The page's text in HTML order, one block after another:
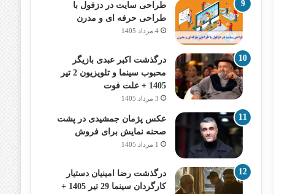
طراحی سایت در دزفول با
طراحی حرفه‌ ای و مدرن
4 مرداد 1405
درگذشت اکبر عبدی بازیگر
محبوب سینما و تلویزیون 2 تیر
1405 + علت فوت
3 مرداد 1405
عکس پژمان جمشیدی در پشت
صحنه نمایش برای فروش
1 مرداد 1405
درگذشت رضا امینیان دستیار
کارگردان سینما 29 تیر 1405 +